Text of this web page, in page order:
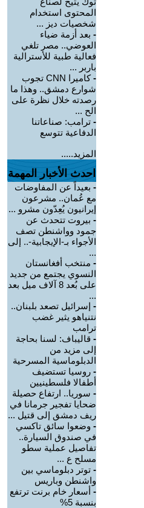
المحتوى استخدام
شخصيات ديز ...
- بعد أزمة ضياء
العوضي.. مصر تلغي
فعالية طبية للأسترالية
باربر ...
-
كاميرا CNN تجوب
شوارع دمشق.. وهذا ما
رصدته خلال نظرة على
الح ...
- ترامب: صناعاتنا
الدفاعية تتوسع
المزيد.....
احدث الأخبار المهمة
- بعيداً عن المفاوضات
مع عُمان.. مشرعون
إيرانيون يُعِدّون مشرو ...
- بيروت تتحدث عن
جمود وواشنطن تصف
الأجواء بـ-الإيجابية-.. إلى
...
- منتخب أفغانستان
النسوي يجتمع من جديد
على بُعد 8 آلاف ميل بعد
...
- إسرائيل تصعد بلبنان..
نتنياهو يثير غضب
ترامب
- قاليباف: لسنا بحاجة
إلى مزيد من
الدبلوماسية المسرحية
- روسيا تستضيف
أطفالا فلسطينيين
- سوريا.. ارتفاع حصيلة
ضحايا تفجير جرمانا في
ريف دمشق إلى قتيل ...
- وضعوا سائق تاكسي
في صندوق السيارة..
تفاصيل عملية سطو
مسلح ع ...
- توتر دبلوماسي بين
واشنطن وباريس
- أسعار خام برنت ترتفع
بنسبة 5%